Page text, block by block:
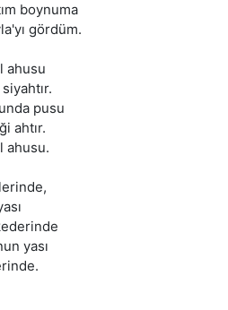
boynuma
gördüm.
ahusu
pusu
ahtır.
ahusu.
yası